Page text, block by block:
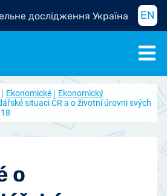
дослідження Україна EN
Ekonomické
Ekonomický
situaci ČR a o životní úrovni svých
o